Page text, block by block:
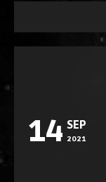
14 SEP
2021